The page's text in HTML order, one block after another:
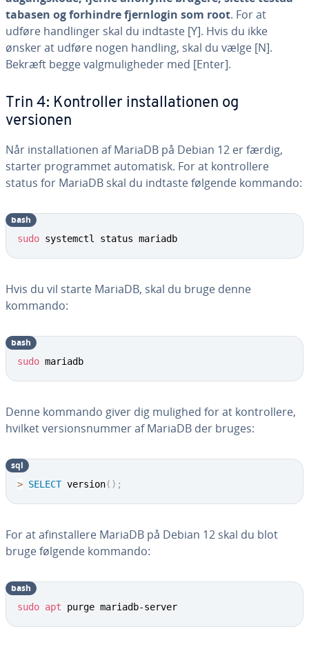
ta­ba­sen og forhindre fjern­lo­gin som root. For at
udføre hand­lin­ger skal du indtaste [Y]. Hvis du ikke
ønsker at udføre nogen handling, skal du vælge [N].
Bekræft begge valg­mu­lig­he­der med [Enter].
Trin 4: Kon­trol­ler in­stal­la­tio­nen og
versionen
Når in­stal­la­tio­nen af MariaDB på Debian 12 er færdig,
starter pro­gram­met au­to­ma­tisk. For at kon­trol­le­re
status for MariaDB skal du indtaste følgende kommando:
sudo systemctl status mariadb
bash
Hvis du vil starte MariaDB, skal du bruge denne
kommando:
sudo mariadb
bash
Denne kommando giver dig mulighed for at kon­trol­le­re,
hvilket ver­sions­num­mer af MariaDB der bruges:
> SELECT version( ) ;
sql
For at afin­stal­le­re MariaDB på Debian 12 skal du blot
bruge følgende kommando:
sudo apt purge mariadb-server
bash